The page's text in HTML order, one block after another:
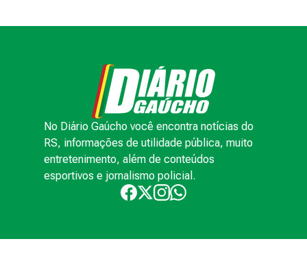
No Diário Gaúcho você encontra notícias do
RS, informações de utilidade pública, muito
entretenimento, além de conteúdos
esportivos e jornalismo policial.